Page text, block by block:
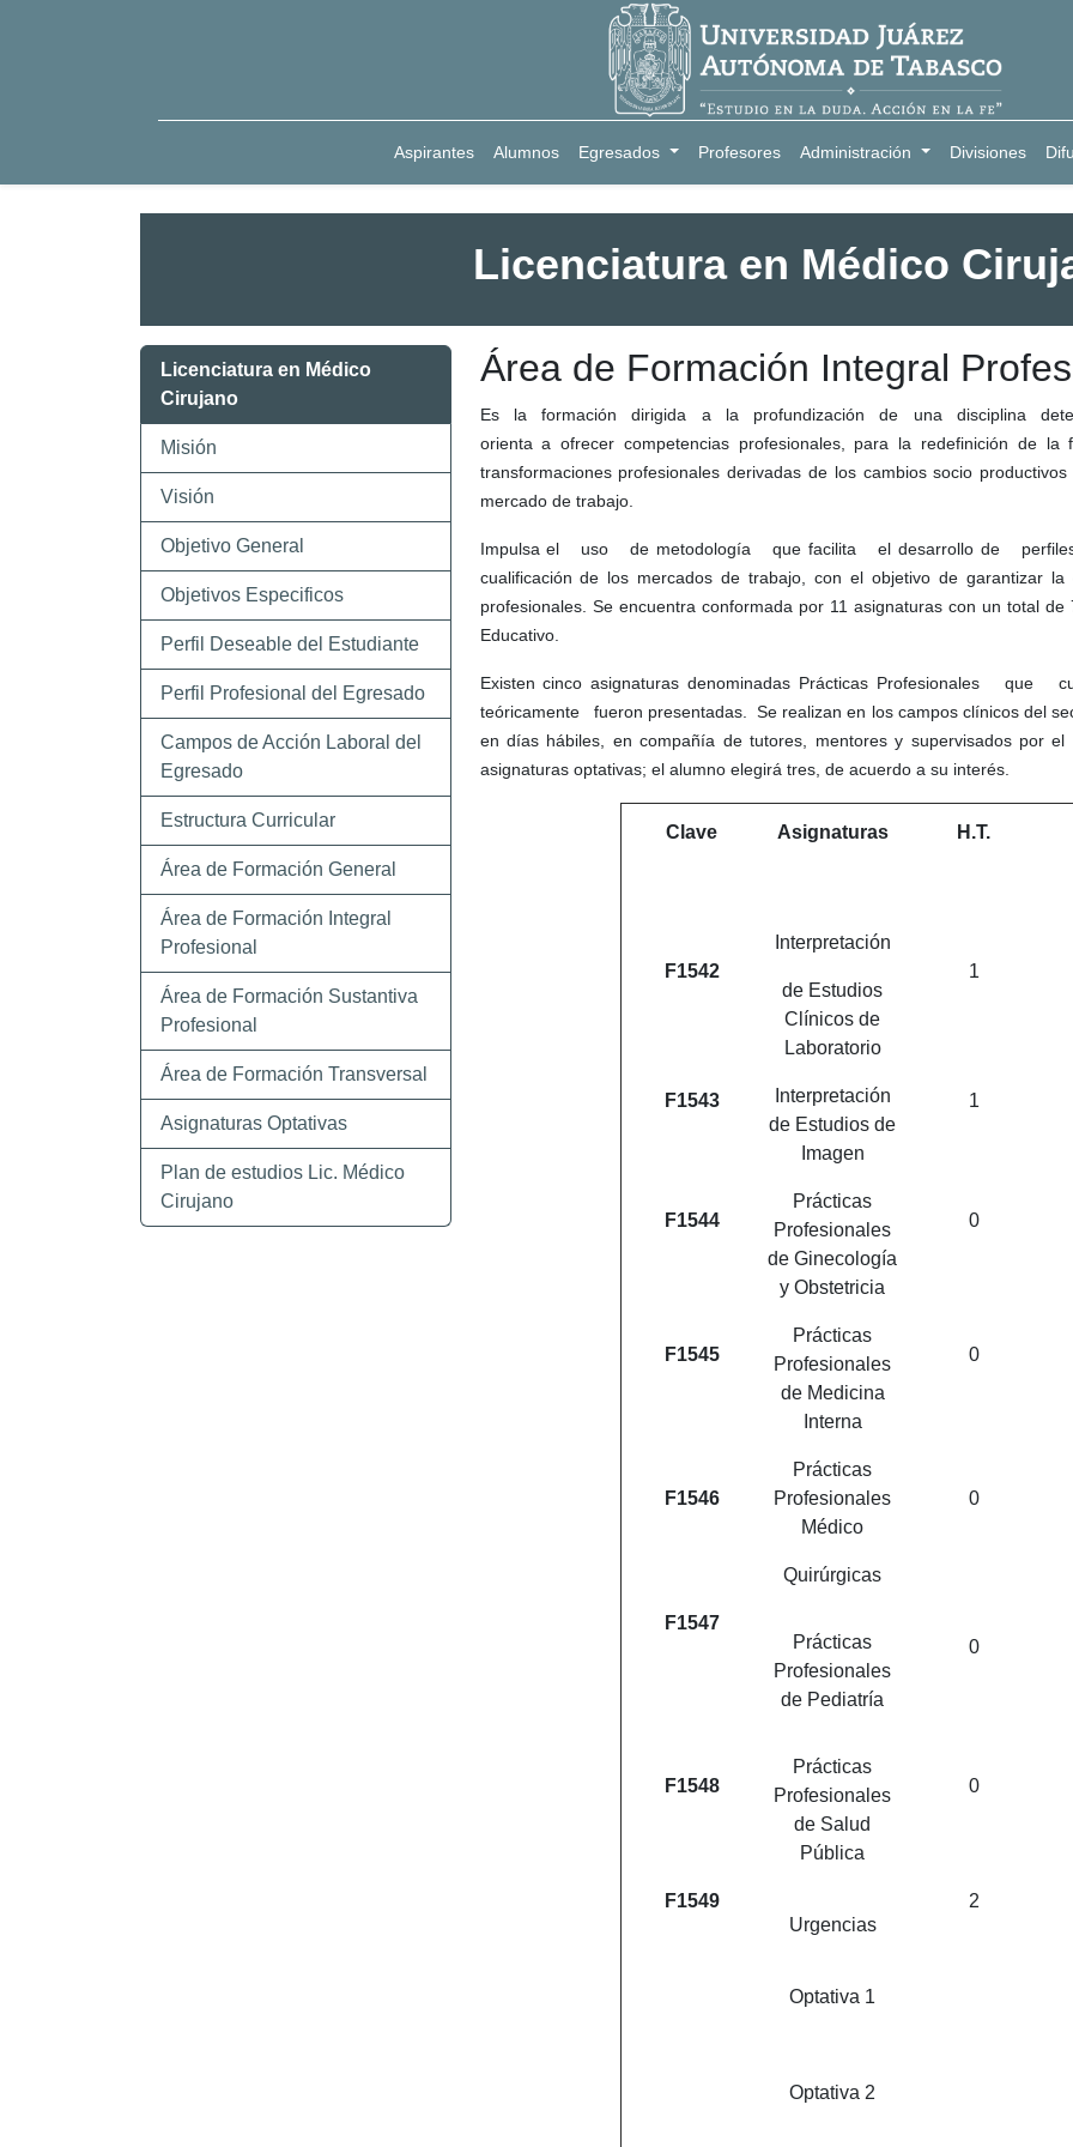
Aspirantes Alumnos Egresados Profesores Administración Divisiones
Licenciatura en Médico
Licenciatura en Médico
Cirujano
Misión
Visión
Objetivo General
Objetivos Especificos
Perfil Deseable del Estudiante
Perfil Profesional del Egresado
Campos de Acción Laboral del
Egresado
Estructura Curricular
Área de Formación General
Área de Formación Integral
Profesional
Área de Formación Sustantiva
Profesional
Área de Formación Transversal
Asignaturas Optativas
Plan de estudios Lic. Médico
Cirujano
Área de Formación Integral
Es la formación dirigida a la profundización de una disciplina
orienta a ofrecer competencias profesionales, para la redefinición de
transformaciones profesionales derivadas de los cambios socio
mercado de trabajo.
Impulsa el uso de metodología que facilita el desarrollo de perfiles
cualificación de los mercados de trabajo, con el objetivo de garantizar
profesionales. Se encuentra conformada por 11 asignaturas con un total
Educativo.
Existen cinco asignaturas denominadas Prácticas
teóricamente fueron presentadas. Se realizan en los campos clínicos del
en días hábiles, en compañía de tutores, mentores y supervisados por
asignaturas optativas; el alumno elegirá tres, de acuerdo a su interés.
Clave Asignaturas H.T.
F1542
Interpretación
de Estudios
Clínicos de
Laboratorio
1
F1543
Interpretación
de Estudios de
Imagen
1
F1544
Prácticas
Profesionales
de Ginecología
y Obstetricia
0
F1545
Prácticas
Profesionales
de Medicina
Interna
0
F1546
Prácticas
Profesionales
Médico
Quirúrgicas
0
F1547
Prácticas
Profesionales
de Pediatría
0
F1548
Prácticas
Profesionales
de Salud
Pública
0
F1549
Urgencias
2
Optativa 1
Optativa 2